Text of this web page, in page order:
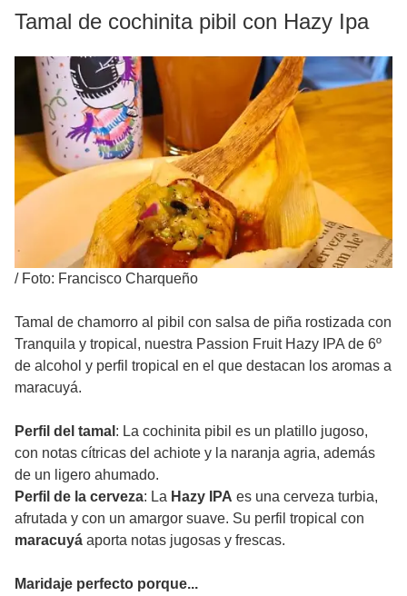
Tamal de cochinita pibil con Hazy Ipa
/ Foto: Francisco Charqueño
Tamal de chamorro al pibil con salsa de piña rostizada con
Tranquila y tropical, nuestra Passion Fruit Hazy IPA de 6º
de alcohol y perfil tropical en el que destacan los aromas a
maracuyá.
Perfil del tamal : La cochinita pibil es un platillo jugoso,
con notas cítricas del achiote y la naranja agria, además
de un ligero ahumado.
Perfil de la cerveza: La Hazy IPA es una cerveza turbia,
afrutada y con un amargor suave. Su perfil tropical con
maracuyá aporta notas jugosas y frescas.
Maridaje perfecto porque...